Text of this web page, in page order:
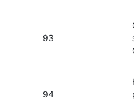
93
94